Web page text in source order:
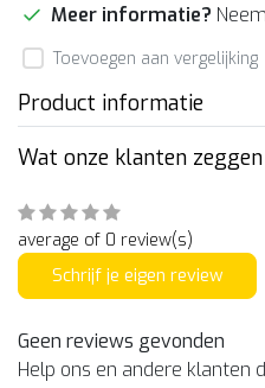
Meer informatie?
Toevoegen aan vergelijking
Product informatie
Wat onze klanten zeggen
average of 0 review(s)
Schrijf je eigen review
Geen reviews gevonden
Help ons en andere klanten